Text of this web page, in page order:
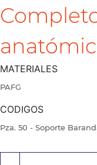
MATERIALES
PAFG
CODIGOS
Pza. 50 - Soporte